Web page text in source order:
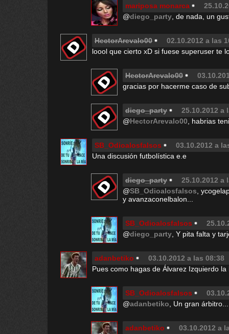
mariposa monarca
@diego_party , de nada, un
HectorArevalo00
02.10.2012 a las
loool que cierto xD si fuese superuser te
HectorArevalo00
gracias por hacerme caso de
diego_party
25.10.2012 a
@HectorArevalo00 , habrias
SB_Odioalosfalsos
03.10.2012 a
Una discusión futbolística e.e
diego_party
25.10.2012 a
@SB_Odioalosfalsos ,
y avanzaconelbalon...
SB_Odioalosfalsos
@diego_party , Y pita falta y
adanbetiko
03.10.2012 a las 08:38
Pues como hagas de Álvarez Izquierdo la
SB_Odioalosfalsos
@adanbetiko , Un gran árbitro...
adanbetiko
03.10.2012 a